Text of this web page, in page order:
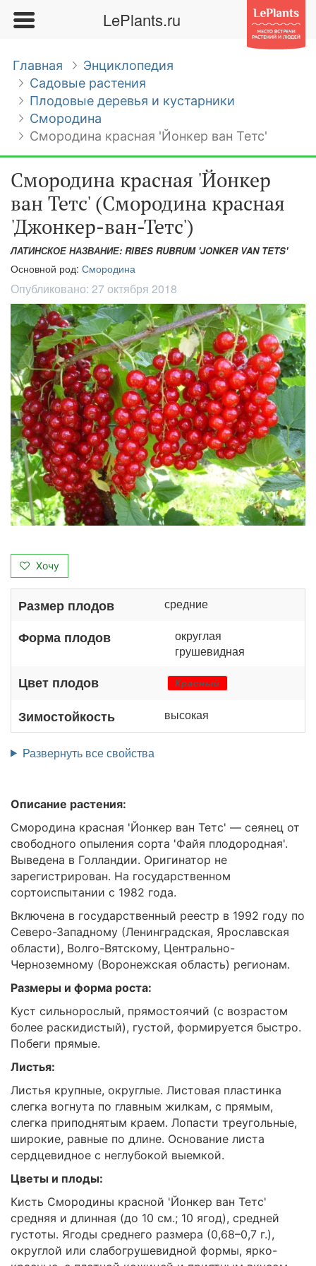
LePlants.ru
Главная
Энциклопедия
Садовые растения
Плодовые деревья и кустарники
Смородина
Смородина красная 'Йонкер ван Тетс'
Смородина красная 'Йонкер
ван Тетс' (Смородина красная
'Джонкер-ван-Тетс')
ЛАТИНСКОЕ НАЗВАНИЕ: RIBES RUBRUM 'JONKER VAN TETS'
Основной род: Смородина
Опубликовано: 27 октября 2018
Хочу
Размер плодов средние
Форма плодов
округлая
грушевидная
Цвет плодов Красный
Зимостойкость высокая
Развернуть все свойства
Описание растения:
Смородина красная 'Йонкер ван Тетс' — сеянец от
свободного опыления сорта 'Файя плодородная'.
Выведена в Голландии. Оригинатор не
зарегистрирован. На государственном
сортоиспытании с 1982 года.
Включена в государственный реестр в 1992 году по
Северо-Западному (Ленинградская, Ярославская
области), Волго-Вятскому, Центрально-
Черноземному (Воронежская область) регионам.
Размеры и форма роста:
Куст сильнорослый, прямостоячий (с возрастом
более раскидистый), густой, формируется быстро.
Побеги прямые.
Листья:
Листья крупные, округлые. Листовая пластинка
слегка вогнута по главным жилкам, с прямым,
слегка приподнятым краем. Лопасти треугольные,
широкие, равные по длине. Основание листа
сердцевидное с неглубокой выемкой.
Цветы и плоды:
Кисть Смородины красной 'Йонкер ван Тетс'
средняя и длинная (до 10 см.; 10 ягод), средней
густоты. Ягоды среднего размера (0,68–0,7 г.),
округлой или слабогрушевидной формы, ярко-